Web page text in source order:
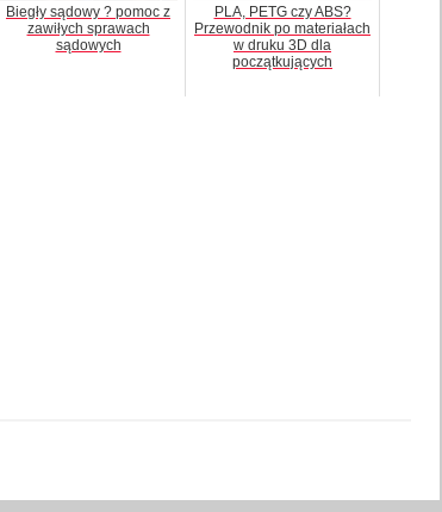
Biegły sądowy ? pomoc z
zawiłych sprawach
sądowych
PLA, PETG czy ABS?
Przewodnik po materiałach
w druku 3D dla
początkujących